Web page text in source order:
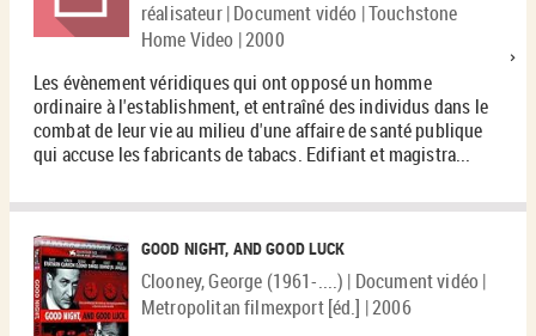
réalisateur | Document vidéo | Touchstone
Home Video | 2000
Les évènement véridiques qui ont opposé un homme
ordinaire à l'establishment, et entraîné des individus dans le
combat de leur vie au milieu d'une affaire de santé publique
qui accuse les fabricants de tabacs. Edifiant et magistra...
GOOD NIGHT, AND GOOD LUCK
Clooney, George (1961-....) | Document vidéo |
Metropolitan filmexport [éd.] | 2006